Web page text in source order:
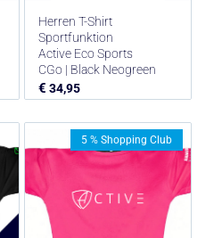
Herren T-Shirt
Sportfunktion
Active Eco Sports
CGo | Black Neogreen
€ 34,95
5 % Shopping Club